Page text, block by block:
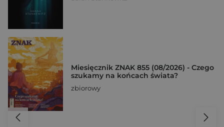
Miesięcznik ZNAK 855 (08/2026) - Czego
szukamy na końcach świata?
zbiorowy